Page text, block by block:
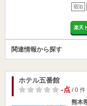
宿泊
楽天
関連情報から探す
ホテル五番館
-点/ 0 件
熊本